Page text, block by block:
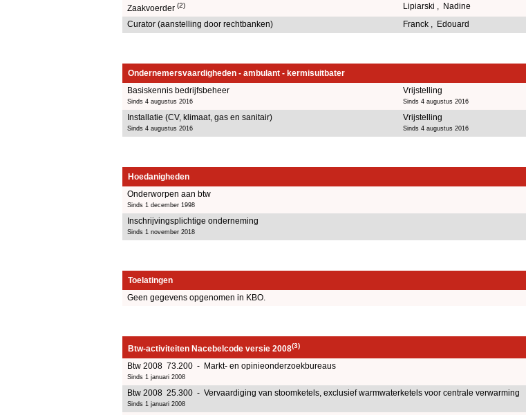
Zaakvoerder (2) Lipiarski , Nadine
Curator (aanstelling door rechtbanken) Franck , Edouard
Ondernemersvaardigheden - ambulant - kermisuitbater
Basiskennis bedrijfsbeheer
Sinds 4 augustus 2016
Vrijstelling
Sinds 4 augustus 2016
Installatie (CV, klimaat, gas en sanitair)
Sinds 4 augustus 2016
Vrijstelling
Sinds 4 augustus 2016
Hoedanigheden
Onderworpen aan btw
Sinds 1 december 1998
Inschrijvingsplichtige onderneming
Sinds 1 november 2018
Toelatingen
Geen gegevens opgenomen in KBO.
Btw-activiteiten Nacebelcode versie 2008(3)
Btw 2008 73.200 - Markt- en opinieonderzoekbureaus
Sinds 1 januari 2008
Btw 2008 25.300 - Vervaardiging van stoomketels, exclusief warmwaterketels voor centrale verwarming
Sinds 1 januari 2008